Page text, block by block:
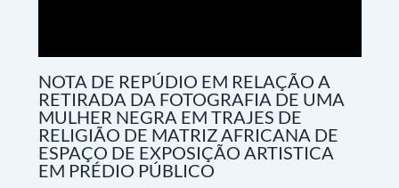
NOTA DE REPÚDIO EM RELAÇÃO A
RETIRADA DA FOTOGRAFIA DE UMA
MULHER NEGRA EM TRAJES DE
RELIGIÃO DE MATRIZ AFRICANA DE
ESPAÇO DE EXPOSIÇÃO ARTISTICA
EM PRÉDIO PÚBLICO